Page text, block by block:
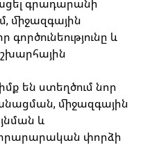
գրադարանի
միջազգային
և
են ստեղծում նոր
միջազգային
և
փորձի